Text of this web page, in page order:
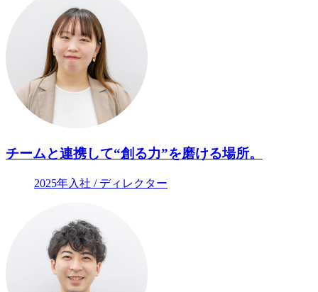
チームと連携して“創る力”を磨ける場所。
2025年入社 / ディレクター